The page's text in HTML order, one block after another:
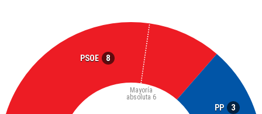
PSOE 8
PP 3
Mayoría
absoluta 6